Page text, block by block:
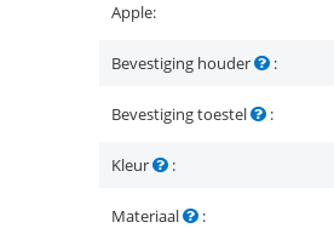
Apple:
Bevestiging houder :
Bevestiging toestel :
Kleur :
Materiaal :